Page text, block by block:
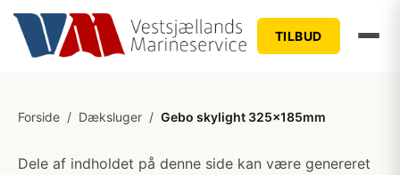
TILBUD
Forside / Dæksluger / Gebo skylight 325x185mm
Dele af indholdet på denne side kan være genereret